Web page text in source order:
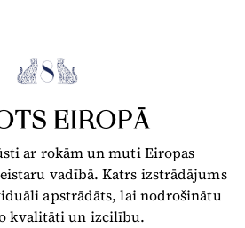
EIROPĀ
ar rokām un muti Eiropas
vadībā. Katrs izstrādājums
apstrādāts, lai nodrošinātu
kvalitāti un izcilību.